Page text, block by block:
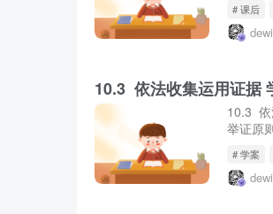
# 课后
10.3 依法收集运用证据
10.3
举证原
# 学案